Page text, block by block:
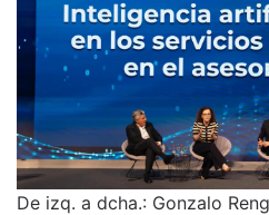
De izq. a dcha.: Gonzalo